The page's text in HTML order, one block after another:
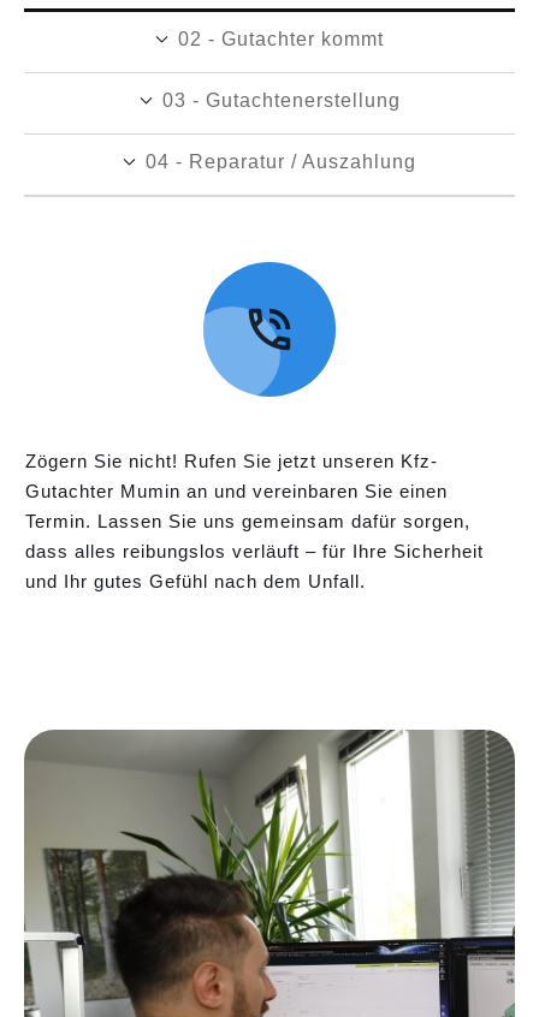
02 - Gutachter kommt
03 - Gutachtenerstellung
04 - Reparatur / Auszahlung
Zögern Sie nicht! Rufen Sie jetzt unseren Kfz-
Gutachter Mumin an und vereinbaren Sie einen
Termin. Lassen Sie uns gemeinsam dafür sorgen,
dass alles reibungslos verläuft – für Ihre Sicherheit
und Ihr gutes Gefühl nach dem Unfall.